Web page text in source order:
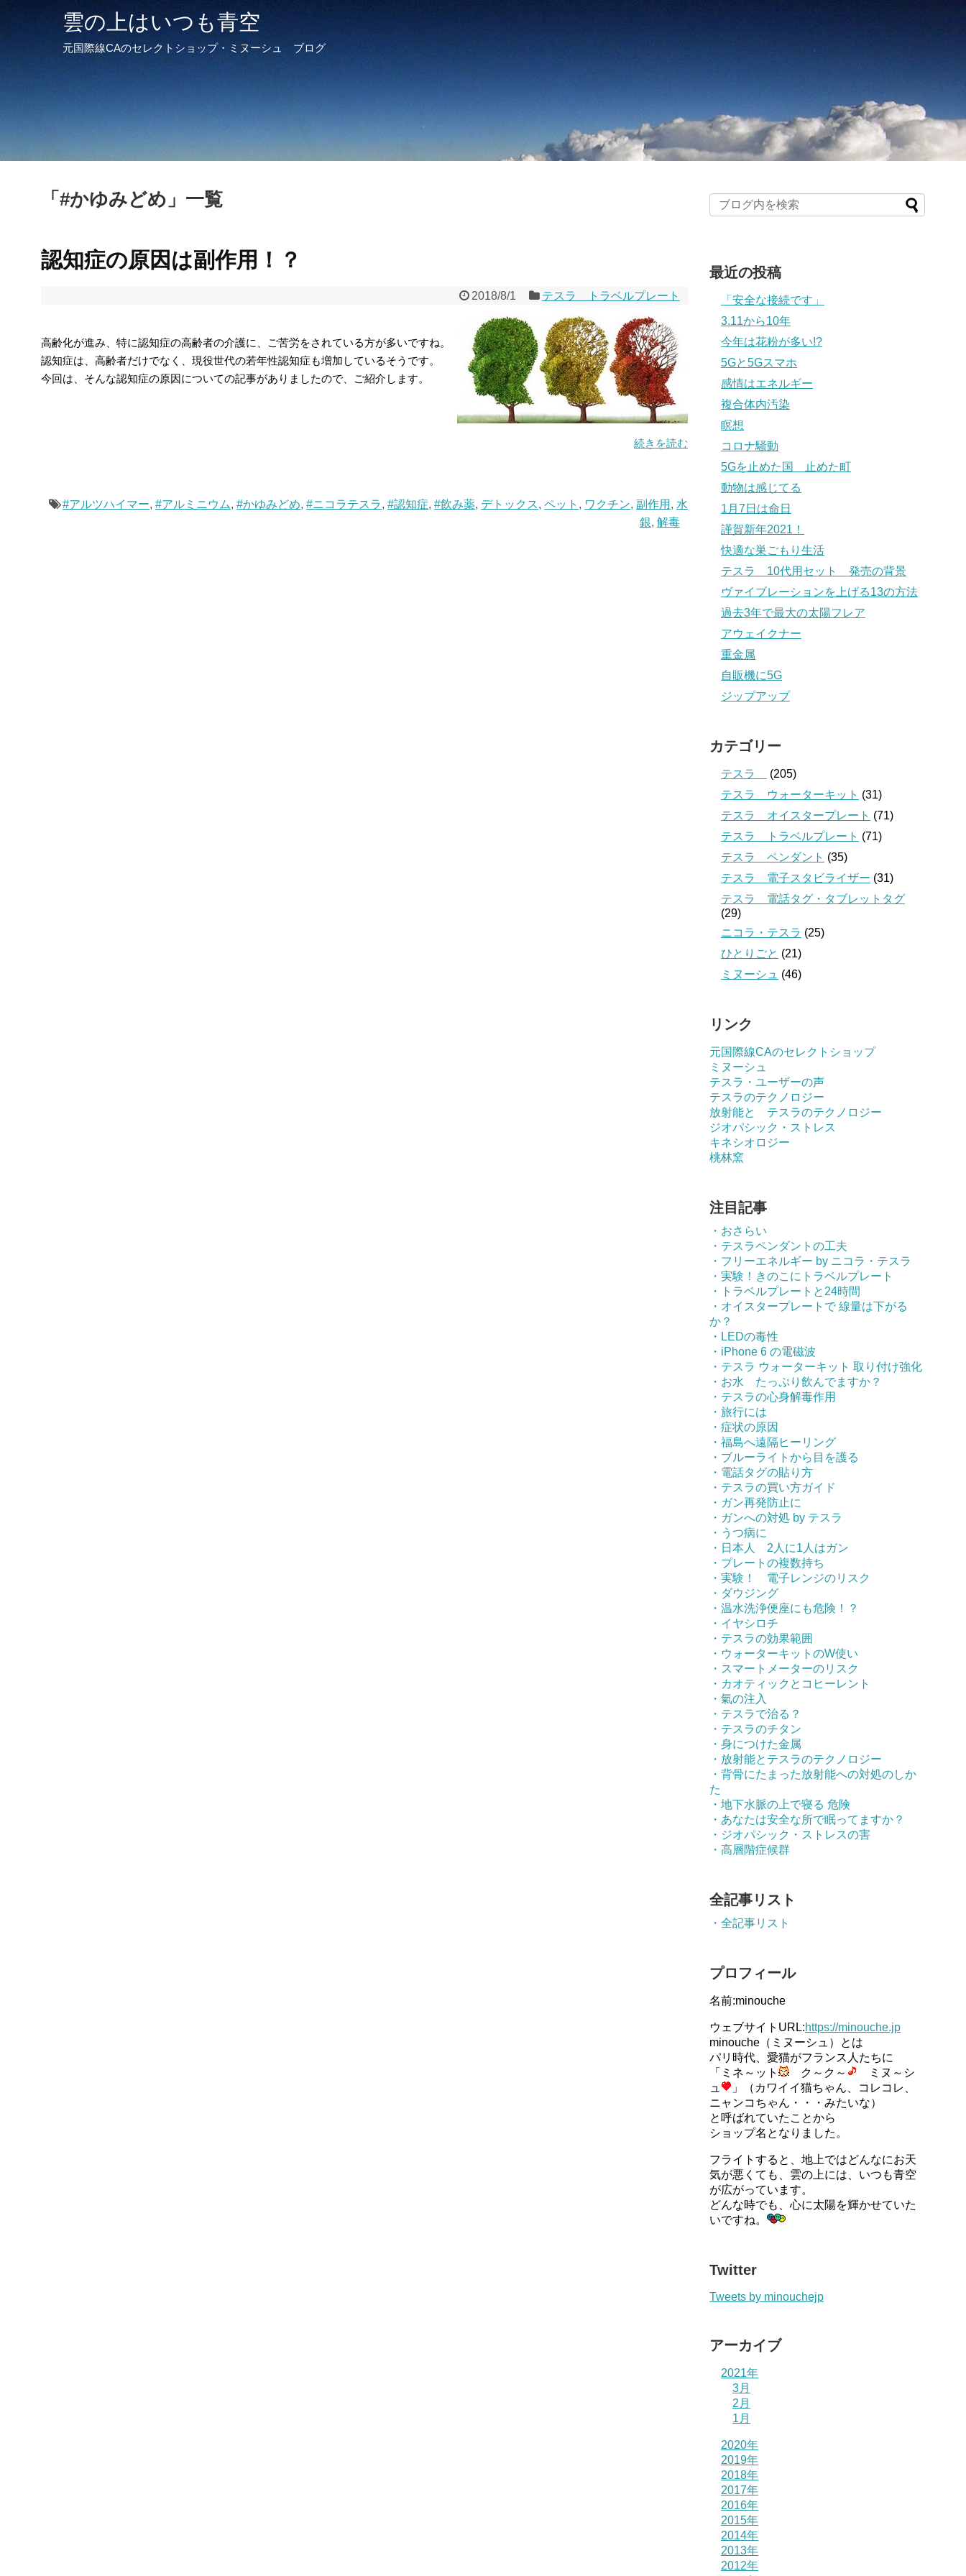
雲の上はいつも青空
元国際線CAのセレクトショップ・ミヌーシュ ブログ
「 #かゆみどめ 」 一覧
認知症の原因は副作用！？
2018/8/1 テスラ トラベルプレート
高齢化が進み、特に認知症の高齢者の介護に、ご苦労をされている方が多いですね。
認知症は、高齢者だけでなく、現役世代の若年性認知症も増加しているそうです。
今回は、そんな認知症の原因についての記事がありましたので、ご紹介します。
続きを読む
#アルツハイマー, #アルミニウム, #かゆみどめ, #ニコラテスラ, #認知症, #飲み薬, デトックス, ペット , ワクチン, 副作用 , 水
銀, 解毒
最近の投稿
「安全な接続です」
3.11から10年
今年は花粉が多い!?
5Gと5Gスマホ
感情はエネルギー
複合体内汚染
瞑想
コロナ騒動
5Gを止めた国 止めた町
動物は感じてる
1月7日は命日
謹賀新年2021！
快適な巣ごもり生活
テスラ 10代用セット 発売の背景
ヴァイブレーションを上げる13の方法
過去3年で最大の太陽フレア
アウェイクナー
重金属
自販機に5G
ジップアップ
カテゴリー
テスラ
(205)
テスラ ウォーターキット (31)
テスラ オイスタープレート (71)
テスラ トラベルプレート (71)
テスラ ペンダント (35)
テスラ 電子スタビライザー (31)
テスラ 電話タグ・タブレットタグ
(29)
ニコラ・テスラ (25)
ひとりごと (21)
ミヌーシュ (46)
リンク
元国際線CAのセレクトショップ
ミヌーシュ
テスラ・ユーザーの声
テスラのテクノロジー
放射能と テスラのテクノロジー
ジオパシック・ストレス
キネシオロジー
桃林窯
注目記事
・おさらい
・テスラペンダントの工夫
・フリーエネルギー by ニコラ・テスラ
・実験！きのこにトラベルプレート
・トラベルプレートと24時間
・オイスタープレートで 線量は下がる
か？
・LEDの毒性
・iPhone 6 の電磁波
・テスラ ウォーターキット 取り付け強化
・お水 たっぷり飲んでますか？
・テスラの心身解毒作用
・旅行には
・症状の原因
・福島へ遠隔ヒーリング
・ブルーライトから目を護る
・電話タグの貼り方
・テスラの買い方ガイド
・ガン再発防止に
・ガンへの対処 by テスラ
・うつ病に
・日本人 2人に1人はガン
・プレートの複数持ち
・実験！ 電子レンジのリスク
・ダウジング
・温水洗浄便座にも危険！？
・イヤシロチ
・テスラの効果範囲
・ウォーターキットのW使い
・スマートメーターのリスク
・カオティックとコヒーレント
・氣の注入
・テスラで治る？
・テスラのチタン
・身につけた金属
・放射能とテスラのテクノロジー
・背骨にたまった放射能への対処のしか
た
・地下水脈の上で寝る 危険
・あなたは安全な所で眠ってますか？
・ジオパシック・ストレスの害
・高層階症候群
全記事リスト
・全記事リスト
プロフィール
名前:minouche
ウェブサイトURL:https://minouche.jp
minouche（ミヌーシュ）とは
パリ時代、愛猫がフランス人たちに
「ミネ～ット
ク～ク～
ミヌ～シ
ュ
」（カワイイ猫ちゃん、コレコレ、
ニャンコちゃん・・・みたいな）
と呼ばれていたことから
ショップ名となりました。
フライトすると、地上ではどんなにお天
気が悪くても、雲の上には、いつも青空
が広がっています。
どんな時でも、心に太陽を輝かせていた
いですね。
Twitter
Tweets by minouchejp
アーカイブ
2021年
3月
2月
1月
2020年
2019年
2018年
2017年
2016年
2015年
2014年
2013年
2012年